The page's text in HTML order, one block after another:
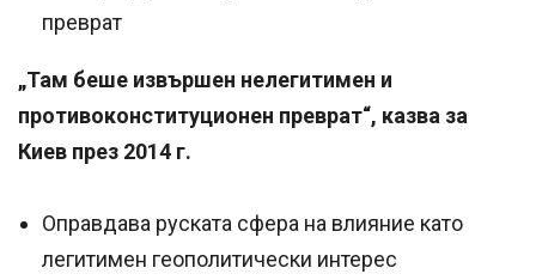
преврат
„Там беше извършен нелегитимен и
противоконституционен преврат“, казва за
Киев през 2014 г.
Оправдава руската сфера на влияние като
легитимен геополитически интерес